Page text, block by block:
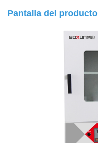
Pantalla del producto